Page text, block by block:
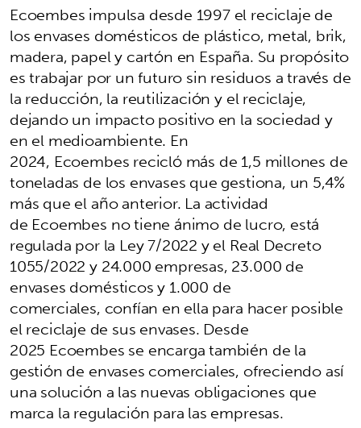
Ecoembes impulsa desde 1997 el reciclaje de
los envases domésticos de plástico, metal, brik,
madera, papel y cartón en España. Su propósito
es trabajar por un futuro sin residuos a través de
la reducción, la reutilización y el reciclaje,
dejando un impacto positivo en la sociedad y
en el medioambiente. En
2024, Ecoembes recicló más de 1,5 millones de
toneladas de los envases que gestiona, un 5,4%
más que el año anterior. La actividad
de Ecoembes no tiene ánimo de lucro, está
regulada por la Ley 7/2022 y el Real Decreto
1055/2022 y 24.000 empresas, 23.000 de
envases domésticos y 1.000 de
comerciales, confían en ella para hacer posible
el reciclaje de sus envases. Desde
2025 Ecoembes se encarga también de la
gestión de envases comerciales, ofreciendo así
una solución a las nuevas obligaciones que
marca la regulación para las empresas.